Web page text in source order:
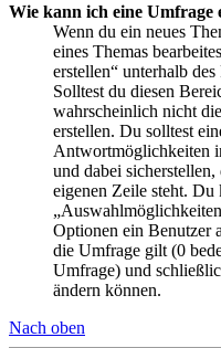
Wie kann ich eine Umfrage
Wenn du ein neues
eines Themas
erstellen“ unterhalb
Solltest du diesen
wahrscheinlich nicht
erstellen. Du solltest
Antwortmöglichkeiten
und dabei
eigenen Zeile steht. Du
Optionen ein Benutzer
die Umfrage gilt (0
Umfrage) und
ändern können.
Nach oben